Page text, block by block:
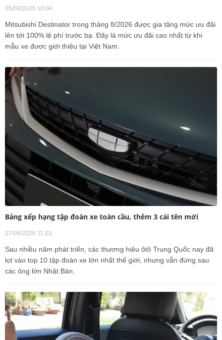
05/08/2026 10:04
Mitsubishi Destinator trong tháng 8/2026 được gia tăng mức ưu đãi
lên tới 100% lệ phí trước bạ. Đây là mức ưu đãi cao nhất từ khi
mẫu xe được giới thiệu tại Việt Nam.
Bảng xếp hạng tập đoàn xe toàn cầu, thêm 3 cái tên mới
07/08/2026 11:03
Sau nhiều năm phát triển, các thương hiệu ôtô Trung Quốc nay đã
lọt vào top 10 tập đoàn xe lớn nhất thế giới, nhưng vẫn đứng sau
các ông lớn Nhật Bản.